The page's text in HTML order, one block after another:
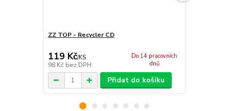
ZZ TOP - Recycler CD
119 Kč/KS
98 Kč bez DPH
Do 14 pracovních
dnů
Přidat do košíku